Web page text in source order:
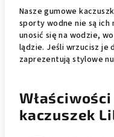
Nasze gumowe
sporty wodne nie są ich
unosić się na wodzie,
lądzie. Jeśli wrzucisz je
zaprezentują stylowe
kaczuszek